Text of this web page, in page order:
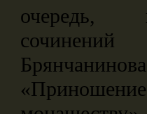
очередь,
сочинений